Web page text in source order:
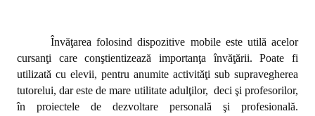
Învăţarea folosind dispozitive mobile este utilă acelor
cursanţi care conştientizează importanţa învăţării. Poate fi
utilizată cu elevii, pentru anumite activităţi sub supravegherea
tutorelui, dar este de mare utilitate adulţilor, deci şi profesorilor,
în proiectele de dezvoltare personală şi profesională.